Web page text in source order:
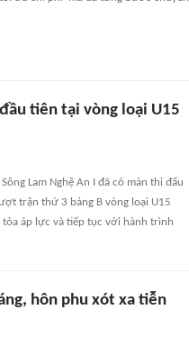
tiên tại vòng loại U15
Lam Nghệ An I đã có màn thi đấu
trận thứ 3 bảng B vòng loại U15
tỏa áp lực và tiếp tục với hành trình
hôn phu xót xa tiễn